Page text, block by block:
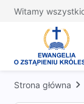
Witamy
Strona główna